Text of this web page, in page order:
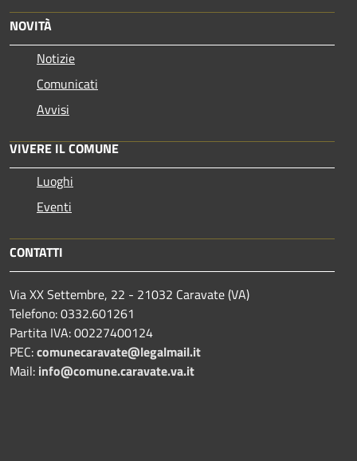
NOVITÀ
Notizie
Comunicati
Avvisi
VIVERE IL COMUNE
Luoghi
Eventi
CONTATTI
Via XX Settembre, 22 - 21032 Caravate (VA)
Telefono: 0332.601261
Partita IVA: 00227400124
PEC:comunecaravate@legalmail.it
Mail: info@comune.caravate.va.it